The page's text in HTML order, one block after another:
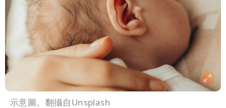
示意圖。翻攝自Unsplash